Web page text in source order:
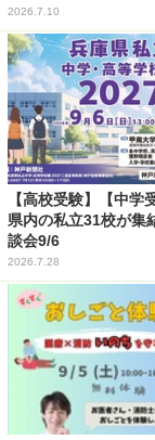
2026.7.10
【高校受験】【中学
県内の私立31校が集
談会9/6
2026.7.28